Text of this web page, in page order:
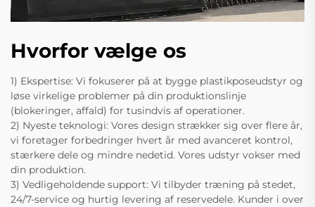
Hvorfor vælge os
1) Ekspertise: Vi fokuserer på at bygge plastikposeudstyr og
løse virkelige problemer på din produktionslinje
(blokeringer, affald) for tusindvis af operationer.
2) Nyeste teknologi: Vores design strækker sig over flere år,
vi foretager forbedringer hvert år med avanceret kontrol,
stærkere dele og mindre nedetid. Vores udstyr vokser med
din produktion.
3) Vedligeholdende support: Vi tilbyder træning på stedet,
24/7-service og hurtig levering af reservedele. Kunder i over